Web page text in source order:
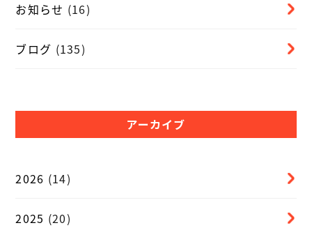
お知らせ (16)
ブログ (135)
アーカイブ
2026 (14)
2025 (20)